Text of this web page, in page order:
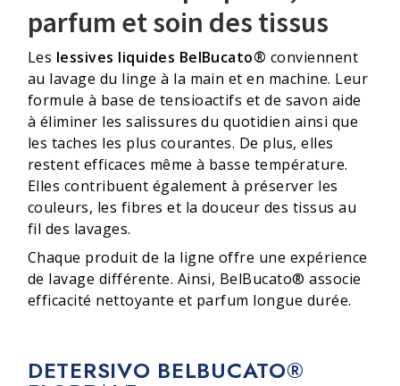
parfum et soin des tissus
Les lessives liquides BelBucato® conviennent
au lavage du linge à la main et en machine. Leur
formule à base de tensioactifs et de savon aide
à éliminer les salissures du quotidien ainsi que
les taches les plus courantes. De plus, elles
restent efficaces même à basse température.
Elles contribuent également à préserver les
couleurs, les fibres et la douceur des tissus au
fil des lavages.
Chaque produit de la ligne offre une expérience
de lavage différente. Ainsi, BelBucato® associe
efficacité nettoyante et parfum longue durée.
DETERSIVO BELBUCATO®